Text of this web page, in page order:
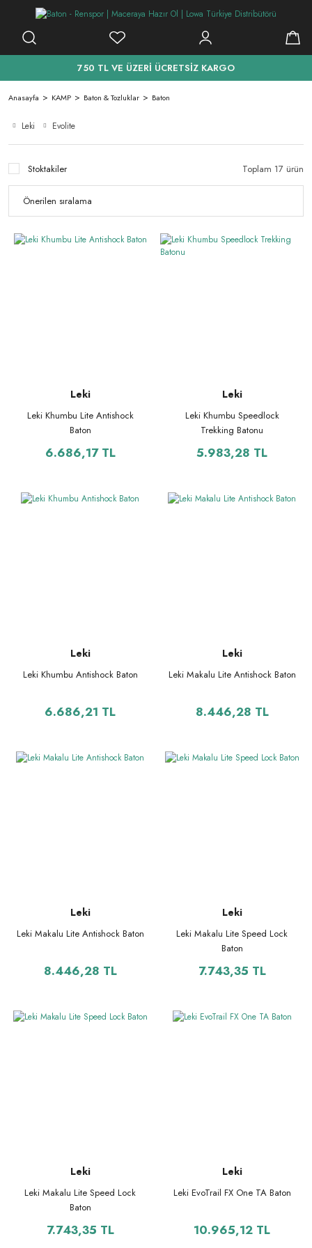
750 TL VE ÜZERİ ÜCRETSİZ KARGO
Anasayfa KAMP Baton & Tozluklar Baton
Leki Evolite
Stoktakiler Toplam 17 ürün
Leki
Leki Khumbu Lite Antishock
Baton
6.686,17 TL
Leki
Leki Khumbu Speedlock
Trekking Batonu
5.983,28 TL
Leki
Leki Khumbu Antishock Baton
6.686,21 TL
Leki
Leki Makalu Lite Antishock Baton
8.446,28 TL
Leki
Leki Makalu Lite Antishock Baton
8.446,28 TL
Leki
Leki Makalu Lite Speed Lock
Baton
7.743,35 TL
Leki
Leki Makalu Lite Speed Lock
Baton
7.743,35 TL
Leki
Leki EvoTrail FX One TA Baton
10.965,12 TL